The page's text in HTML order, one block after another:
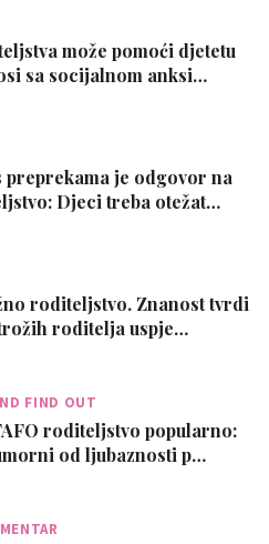
može pomoći djetetu
sa socijalnom anksi…
preprekama je odgovor na
Djeci treba otežat…
roditeljstvo. Znanost tvrdi
roditelja uspje…
FIND OUT
roditeljstvo popularno:
od ljubaznosti p…